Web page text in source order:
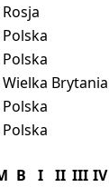
Rosja
Polska
Polska
Wielka Brytania
Polska
Polska
B I II III IV